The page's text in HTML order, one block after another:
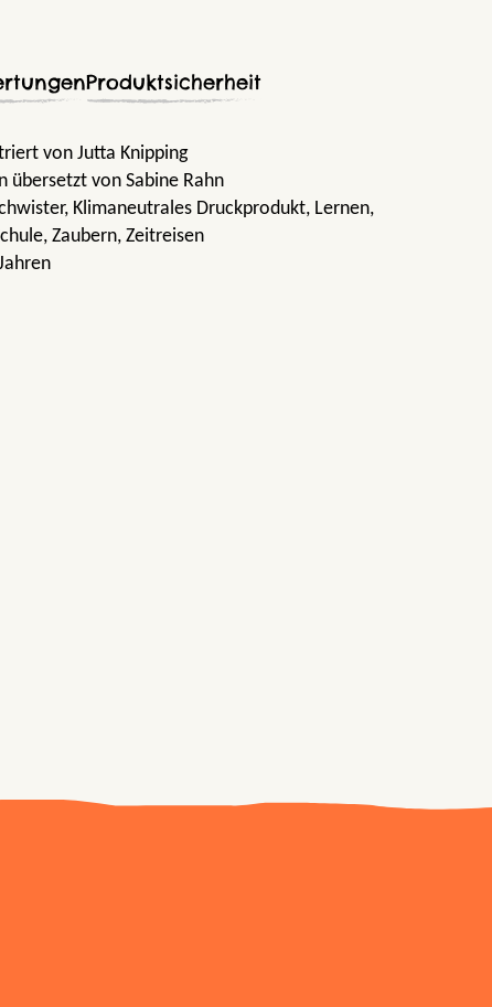
Produktsicherheit
von Jutta Knipping
übersetzt von Sabine Rahn
, Klimaneutrales Druckprodukt, Lernen,
, Zaubern, Zeitreisen